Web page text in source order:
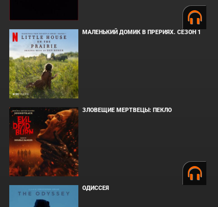
МАЛЕНЬКИЙ ДОМИК В ПРЕРИЯХ. СЕЗОН 1
ЗЛОВЕЩИЕ МЕРТВЕЦЫ: ПЕКЛО
ОДИССЕЯ